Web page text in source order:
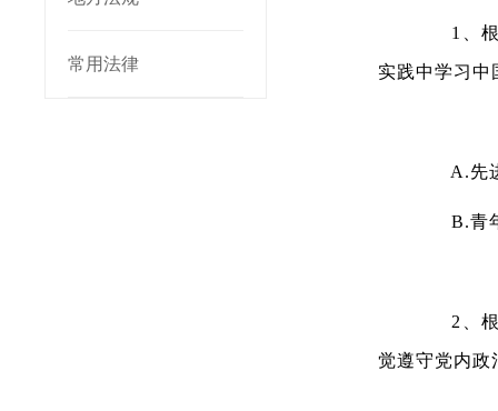
常用法律
1、根
实践中学习中
A.先
B.青
2、根
觉遵守党内政